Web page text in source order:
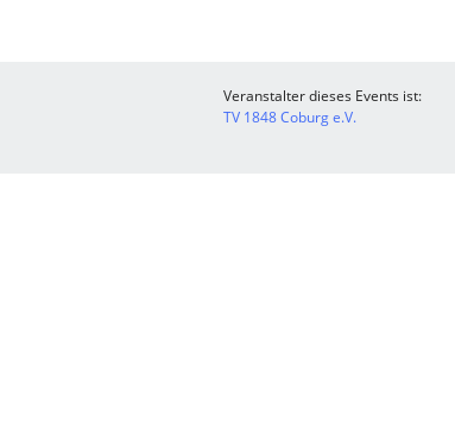
Veranstalter dieses Events ist:
TV 1848 Coburg e.V.